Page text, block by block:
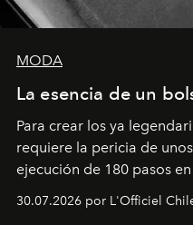
MODA
La esencia de un
Para crear los ya
requiere la pericia de
ejecución de 180 pasos
semanas. Los expertos
que se enseña solamente
30.07.2026 por L'Officiel